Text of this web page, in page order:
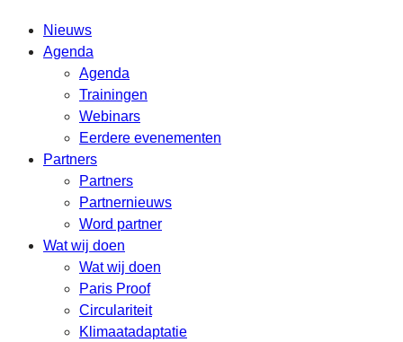
Nieuws
Agenda
Agenda
Trainingen
Webinars
Eerdere evenementen
Partners
Partners
Partnernieuws
Word partner
Wat wij doen
Wat wij doen
Paris Proof
Circulariteit
Klimaatadaptatie